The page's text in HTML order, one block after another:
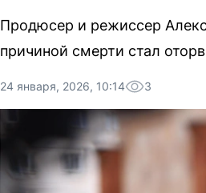
Продюсер и режиссер
причиной смерти стал
24 января, 2026, 10:14 3